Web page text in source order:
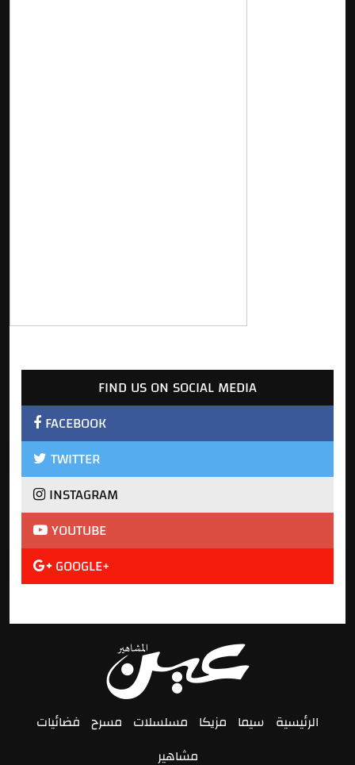
FIND US ON SOCIAL MEDIA
FACEBOOK
TWITTER
INSTAGRAM
YOUTUBE
GOOGLE+
الرئيسية سيما مزيكا مسلسلات مسرح فضائيات
مشاهير